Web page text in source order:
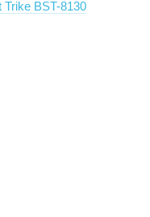
BST-8130